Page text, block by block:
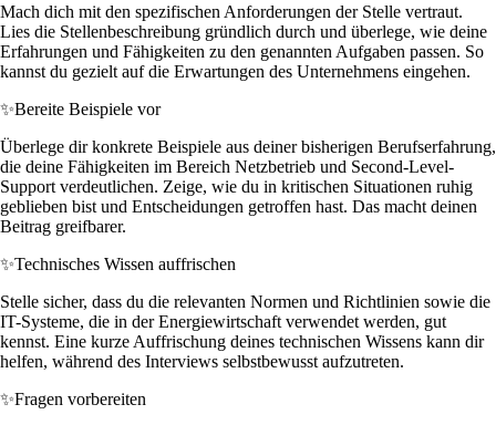
Mach dich mit den spezifischen Anforderungen der Stelle vertraut.
Lies die Stellenbeschreibung gründlich durch und überlege, wie deine
Erfahrungen und Fähigkeiten zu den genannten Aufgaben passen. So
kannst du gezielt auf die Erwartungen des Unternehmens eingehen.
✨Bereite Beispiele vor
Überlege dir konkrete Beispiele aus deiner bisherigen Berufserfahrung,
die deine Fähigkeiten im Bereich Netzbetrieb und Second-Level-
Support verdeutlichen. Zeige, wie du in kritischen Situationen ruhig
geblieben bist und Entscheidungen getroffen hast. Das macht deinen
Beitrag greifbarer.
✨Technisches Wissen auffrischen
Stelle sicher, dass du die relevanten Normen und Richtlinien sowie die
IT-Systeme, die in der Energiewirtschaft verwendet werden, gut
kennst. Eine kurze Auffrischung deines technischen Wissens kann dir
helfen, während des Interviews selbstbewusst aufzutreten.
✨Fragen vorbereiten